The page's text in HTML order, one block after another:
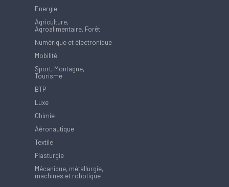
Energie
Agriculture,
Agroalimentaire, Forêt
Numérique et électronique
Mobilité
Sport, Montagne,
Tourisme
BTP
Luxe
Chimie
Aéronautique
Textile
Plasturgie
Mécanique, métallurgie,
machines et robotique